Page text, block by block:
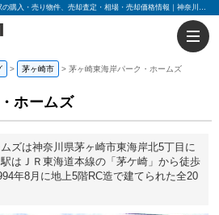
茅ヶ崎東海岸パーク・ホームズ｜茅ケ崎駅の購入・売り物件、売却査定・相場・売却価格情報｜神奈川県茅ヶ崎市東海岸北5丁目のマンション情報｜センチュリー21富士ハウジング
茅ヶ崎市 茅ヶ崎東海岸パーク・ホームズ
ホームズ
ズは神奈川県茅ヶ崎市東海岸北5丁目に
はＪＲ東海道本線の「茅ケ崎」から徒歩
年8月に地上5階RC造で建てられた全20